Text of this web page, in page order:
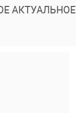
АКТУАЛЬНОЕ